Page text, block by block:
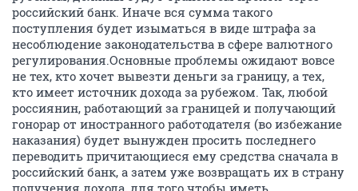
российский банк. Иначе вся сумма такого
поступления будет изыматься в виде штрафа за
несоблюдение законодательства в сфере валютного
регулирования.Основные проблемы ожидают вовсе
не тех, кто хочет вывезти деньги за границу, а тех,
кто имеет источник дохода за рубежом. Так, любой
россиянин, работающий за границей и получающий
гонорар от иностранного работодателя (во избежание
наказания) будет вынужден просить последнего
переводить причитающиеся ему средства сначала в
российский банк, а затем уже возвращать их в страну
получения дохода, для того чтобы иметь